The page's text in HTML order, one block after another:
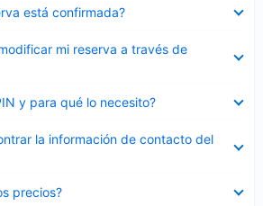
está confirmada?
mi reserva a través de
y para qué lo necesito?
la información de contacto del
precios?